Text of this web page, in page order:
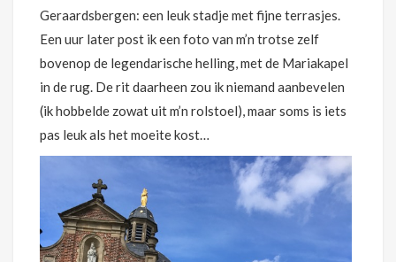
Geraardsbergen: een leuk stadje met fijne terrasjes.
Een uur later post ik een foto van m’n trotse zelf
bovenop de legendarische helling, met de Mariakapel
in de rug. De rit daarheen zou ik niemand aanbevelen
(ik hobbelde zowat uit m’n rolstoel), maar soms is iets
pas leuk als het moeite kost…